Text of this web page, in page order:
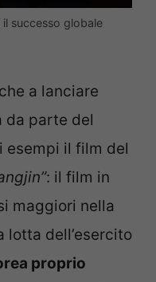
il successo globale
a lanciare
da parte del
esempi il film del
: il film in
maggiori nella
lotta dell’esercito
proprio